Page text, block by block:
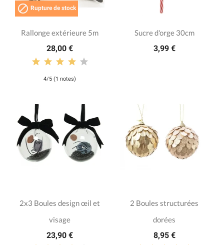
 Rupture de stock
Rallonge extérieure 5m
28,00 €
4/5 (1 notes)
Sucre d'orge 30cm
3,99 €
2x3 Boules design œil et
visage
23,90 €
2 Boules structurées
dorées
8,95 €